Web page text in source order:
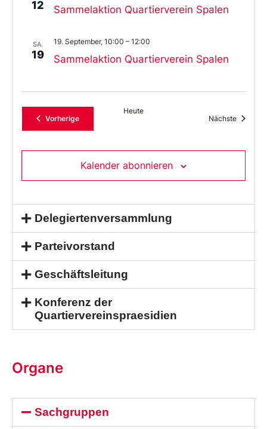
12 Sammelaktion Quartierverein Spalen
SA.
19 Sammelaktion Quartierverein Spalen
19. September, 10:00 – 12:00
VorherigeVeranstaltungen
Heute
Nächste
Kalender abonnieren
Delegiertenversammlung
Parteivorstand
Geschäftsleitung
Konferenz der
Quartiervereinspraesidien
Organe
Sachgruppen